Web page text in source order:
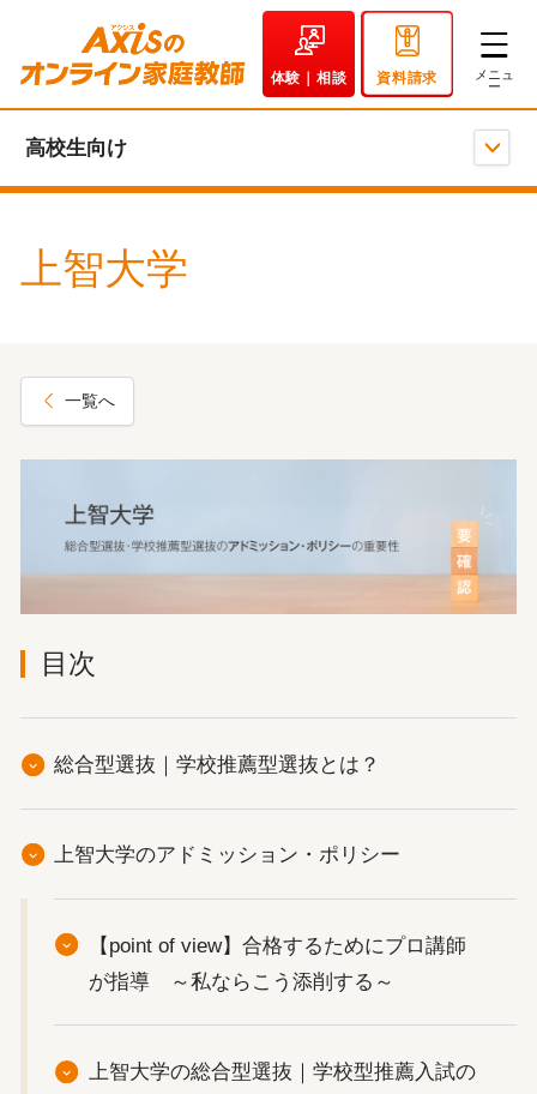
体験｜相談 資料請求
高校生向け
上智大学
一覧へ
目次
総合型選抜｜学校推薦型選抜とは？
上智大学のアドミッション・ポリシー
【point of view】合格するためにプロ講師
が指導 ～私ならこう添削する～
上智大学の総合型選抜｜学校型推薦入試の